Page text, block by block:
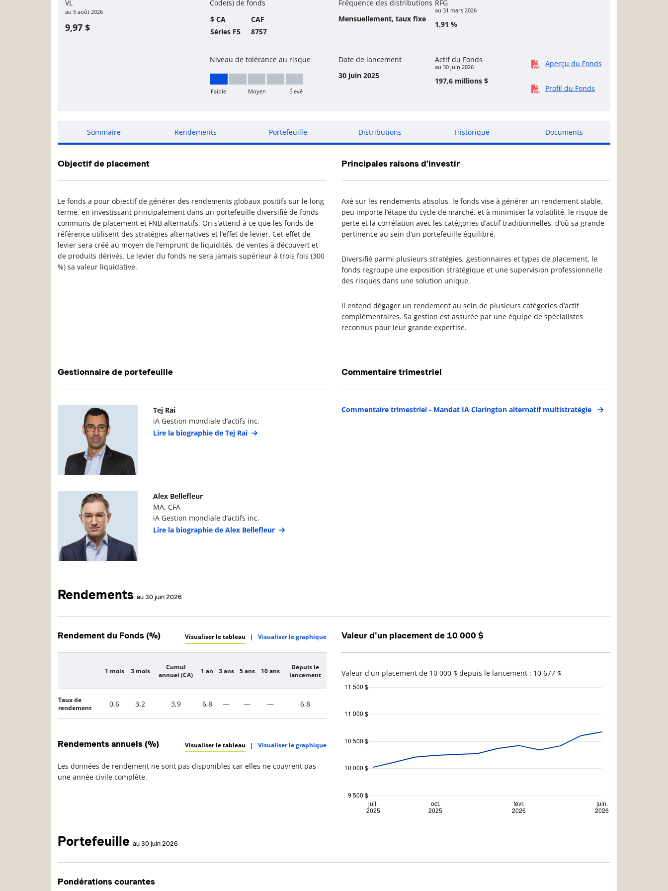
VL
au 5 août 2026
9,97 $
Code(s) de fonds
$ CA
CAF
Séries F5
8757
Fréquence des distributions
Mensuellement, taux fixe
RFG
au 31 mars 2026
1,91 %
Niveau de tolérance au risque
Faible
Faible Moyen Élevé
Date de lancement
30 juin 2025
Actif du Fonds
au 30 juin 2026
197,6 millions $
Aperçu du Fonds
Profil du Fonds
Sommaire Rendements Portefeuille Distributions Historique Documents
Objectif de placement
Le fonds a pour objectif de générer des rendements globaux positifs sur le long
terme, en investissant principalement dans un portefeuille diversifié de fonds
communs de placement et FNB alternatifs. On s’attend à ce que les fonds de
référence utilisent des stratégies alternatives et l’effet de levier. Cet effet de
levier sera créé au moyen de l’emprunt de liquidités, de ventes à découvert et
de produits dérivés. Le levier du fonds ne sera jamais supérieur à trois fois (300
%) sa valeur liquidative.
Principales raisons d’investir
Axé sur les rendements absolus, le fonds vise à générer un rendement stable,
peu importe l’étape du cycle de marché, et à minimiser la volatilité, le risque de
perte et la corrélation avec les catégories d’actif traditionnelles, d’où sa grande
pertinence au sein d’un portefeuille équilibré.
Diversifié parmi plusieurs stratégies, gestionnaires et types de placement, le
fonds regroupe une exposition stratégique et une supervision professionnelle
des risques dans une solution unique.
Il entend dégager un rendement au sein de plusieurs catégories d’actif
complémentaires. Sa gestion est assurée par une équipe de spécialistes
reconnus pour leur grande expertise.
Gestionnaire de portefeuille
Photo du gestionnaire de portefeuille Détails du gestionnaire de portefeuille
Tej Rai
iA Gestion mondiale d’actifs inc.
Lire la biographie de Tej Rai
Photo du gestionnaire de portefeuille
Alex Bellefleur
MA, CFA
iA Gestion mondiale d’actifs inc.
Lire la biographie de Alex Bellefleur
Commentaire trimestriel
Commentaire trimestriel - Mandat IA Clarington alternatif multistratégie
Rendements au 30 juin 2026
Rendement du Fonds (%) Visualiser le tableau | Visualiser le graphique
Description
1 mois 3 mois
Cumul
annuel (CA)
1 an 3 ans 5 ans 10 ans
Depuis le
lancement
Taux de
rendement
0,6 3,2 3,9 6,8 — — — 6,8
Rendements annuels (%) Visualiser le tableau | Visualiser le graphique
Les données de rendement ne sont pas disponibles car elles ne couvrent pas
une année civile complète.
Valeur d'un placement de 10 000 $
Valeur d'un placement de 10 000 $ depuis le lancement : 10 677 $
Portefeuille au 30 juin 2026
Pondérations courantes